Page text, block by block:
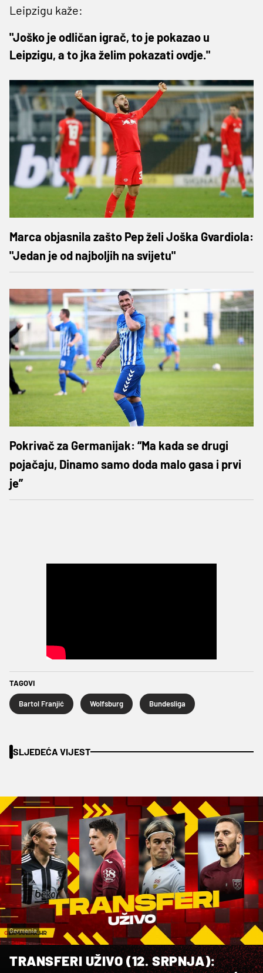
Leipzigu kaže:
"Joško je odličan igrač, to je pokazao u
Leipzigu, a to jka želim pokazati ovdje."
Marca objasnila zašto Pep želi Joška Gvardiola:
"Jedan je od najboljih na svijetu"
Pokrivač za Germanijak: “Ma kada se drugi
pojačaju, Dinamo samo doda malo gasa i prvi
je”
TAGOVI
Bartol Franjić Wolfsburg Bundesliga
SLJEDEĆA VIJEST
Germania
TRANSFERI UŽIVO (12. SRPNJA):